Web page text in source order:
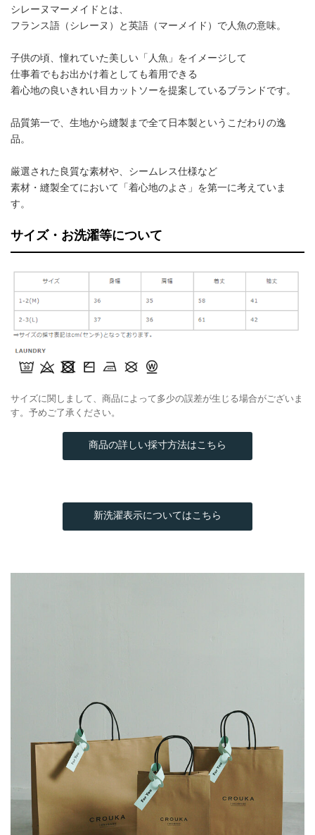
シレーヌマーメイドとは、
フランス語（シレーヌ）と英語（マーメイド）で人魚の意味。
子供の頃、憧れていた美しい「人魚」をイメージして
仕事着でもお出かけ着としても着用できる
着心地の良いきれい目カットソーを提案しているブランドです。
品質第一で、生地から縫製まで全て日本製というこだわりの逸
品。
厳選された良質な素材や、シームレス仕様など
素材・縫製全てにおいて「着心地のよさ」を第一に考えていま
す。
サイズ・お洗濯等について
サイズに関しまして、商品によって多少の誤差が生じる場合がございま
す。予めご了承ください。
商品の詳しい採寸方法はこちら
新洗濯表示についてはこちら